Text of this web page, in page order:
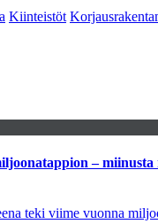
Kiinteistöt
– miinusta
teki viime vuonna